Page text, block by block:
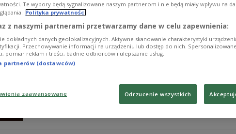
Krzysztof Pastor: pożary w Australii
- Ogień z mitu prometejskiego zawiera w sobie
zagłady i zniszczenia. Pomysł pracy nad tym baletem
wtedy szalały ogromne pożary, które były nie do
Dwójka Teatr Wielki - Opera
KULTURA
Te wybory będą sygnalizowane naszym partnerom i nie będą miały wpływu na
Polityka prywatności
z naszymi partnerami przetwarzamy dane w celu zapewnienia:
dokładnych danych geolokalizacyjnych. Aktywne skanowanie charakterystyki
Przechowywanie informacji na urządzeniu lub dostęp do nich.
pomiar reklam i treści, badnie odbiorców i ulepszanie usług.
partnerów (dostawców)
zaawansowane Odrzucenie wszystkich